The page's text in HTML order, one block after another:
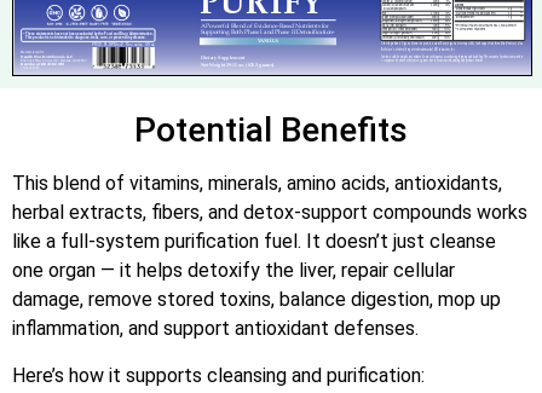
Potential Benefits
This blend of vitamins, minerals, amino acids, antioxidants,
herbal extracts, fibers, and detox-support compounds works
like a full-system purification fuel. It doesn’t just cleanse
one organ — it helps detoxify the liver, repair cellular
damage, remove stored toxins, balance digestion, mop up
inflammation, and support antioxidant defenses.
Here’s how it supports cleansing and purification: